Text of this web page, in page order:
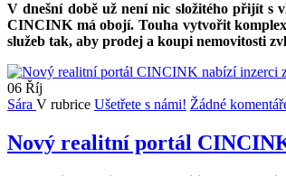
V dnešní době už není nic složitého přijít s
CINCINK má obojí. Touha vytvořit
služeb tak, aby prodej a koupi nemovitosti
06 Říj
Sára V rubrice Ušetřete s námi! Žádné
Nový realitní portál